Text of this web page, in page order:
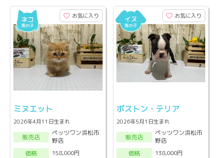
お気に入り
ミヌエット
2026年4月11日生まれ
販売店
ペッツワン浜松市
野店
価格
158,000円
お気に入り
ボストン・テリア
2026年5月1日生まれ
販売店
ペッツワン浜松市
野店
価格
138,000円